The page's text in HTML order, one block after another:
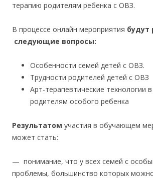
терапию родителям ребенка с ОВЗ.
В процессе онлайн мероприятия будут
следующие вопросы:
Особенности семей детей с ОВЗ.
Трудности родителей детей с ОВЗ
Арт-терапевтические технологии
родителям особого ребенка
Результатом участия в обучающем
может стать:
— понимание, что у всех семей с
проблемы, большинство которых